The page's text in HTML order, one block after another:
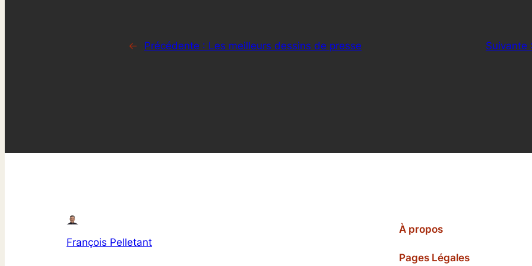
← Précédente : Les meilleurs dessins de presse Suivante :
François Pelletant
À propos
Pages Légales